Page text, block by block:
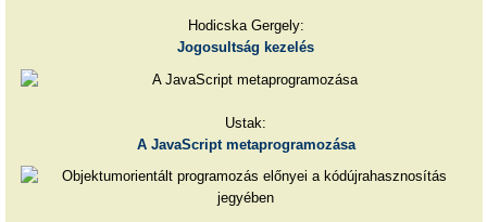
Hodicska Gergely:
Jogosultság kezelés
Ustak:
A JavaScript metaprogramozása